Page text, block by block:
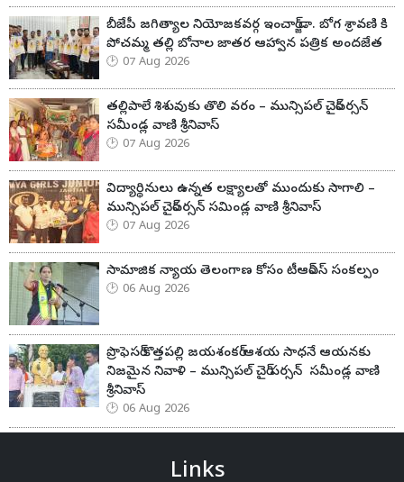
బీజేపీ జగిత్యాల నియోజకవర్గ ఇంచార్జ్ డా. బోగ శ్రావణి కి
పోచమ్మ తల్లి బోనాల జాతర ఆహ్వాన పత్రిక అందజేత
07 Aug 2026
తల్లిపాలే శిశువుకు తొలి వరం – మున్సిపల్ చైర్‌పర్సన్
సమీండ్ల వాణి శ్రీనివాస్
07 Aug 2026
విద్యార్థినులు ఉన్నత లక్ష్యాలతో ముందుకు సాగాలి –
మున్సిపల్ చైర్‌పర్సన్ సమిండ్ల వాణి శ్రీనివాస్
07 Aug 2026
సామాజిక న్యాయ తెలంగాణ కోసం టీఆర్ఎస్ సంకల్పం
06 Aug 2026
ప్రొఫెసర్ కొత్తపల్లి జయశంకర్ ఆశయ సాధనే ఆయనకు
నిజమైన నివాళి – మున్సిపల్ చైర్ పర్సన్ సమీండ్ల వాణి
శ్రీనివాస్
06 Aug 2026
Links